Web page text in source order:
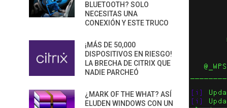
BLUETOOTH? SOLO
NECESITAS UNA
CONEXIÓN Y ESTE TRUCO
¡MÁS DE 50,000
DISPOSITIVOS EN RIESGO!
LA BRECHA DE CITRIX QUE
NADIE PARCHEÓ
¿MARK OF THE WHAT? ASÍ
ELUDEN WINDOWS CON UN